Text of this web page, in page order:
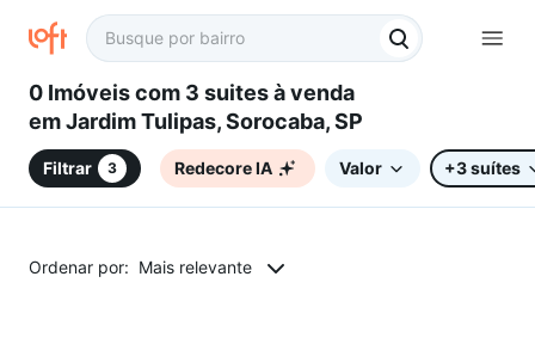
0 Imóveis com 3 suites à venda
em Jardim Tulipas, Sorocaba, SP
Filtrar 3 Redecore IA Valor +3 suítes
Ordenar por: Mais relevante